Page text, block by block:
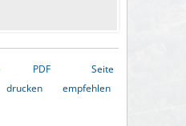
PDF
drucken
Seite
empfehlen